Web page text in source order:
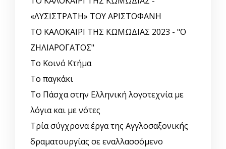
«ΛΥΣΙΣΤΡΑΤΗ» ΤΟΥ ΑΡΙΣΤΟΦΑΝΗ
ΤΟ ΚΑΛΟΚΑΙΡΙ ΤΗΣ ΚΩΜΩΔΙΑΣ 2023 - "Ο
ΖΗΛΙΑΡΟΓΑΤΟΣ"
Το Κοινό Κτήμα
Το παγκάκι
Το Πάσχα στην Ελληνική λογοτεχνία με
λόγια και με νότες
Τρία σύγχρονα έργα της Αγγλοσαξονικής
δραματουργίας σε εναλλασσόμενο